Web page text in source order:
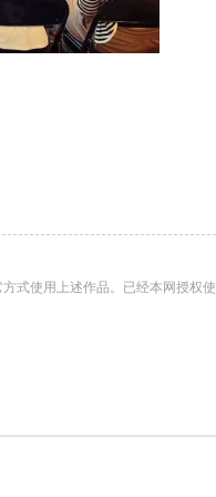
式使用上述作品。已经本网授权